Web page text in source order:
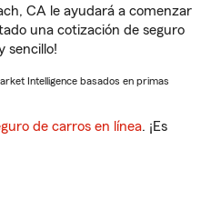
CA le ayudará a comenzar
una cotización de seguro
sencillo!
Intelligence basados en primas
de carros en línea. ¡Es